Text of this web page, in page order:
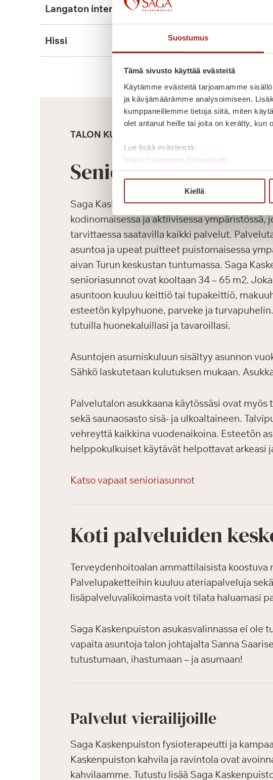
Suostumus
Tämä sivusto käyttää evästeitä
Käytämme evästeitä tarjoamamme
ja kävijämäärämme analysoimiseen.
kumppaneillemme tietoja siitä, miten
olet antanut heille tai joita on kerätty, kun
Lue lisää evästeistä:
https://sagacare.fi/evasteet/
Kiellä
langaton internet
hissi kyllä, 2kpl
TALON KUVAUS
Senioriasunnot
Saga Kaskenpuisto mahdollistaa itsenäisen
kodinomaisessa ja aktiivisessa ympäristössä,
tarvittaessa saatavilla kaikki palvelut.
asuntoa ja upeat puitteet puistomaisessa
aivan Turun keskustan tuntumassa. Saga
senioriasunnot ovat kooltaan 34 – 65 m2.
asuntoon kuuluu keittiö tai tupakeittiö,
esteetön kylpyhuone, parveke ja
tutuilla huonekaluillasi ja tavaroillasi.
Asuntojen asumiskuluun sisältyy asunnon
Sähkö laskutetaan kulutuksen mukaan.
Palvelutalon asukkaana käytössäsi ovat
sekä saunaosasto sisä- ja ulkoaltaineen.
vehreyttä kaikkina vuodenaikoina. Esteetön
helppokulkuiset käytävät helpottavat arkeasi
Katso vapaat senioriasunnot
Koti palveluiden
Terveydenhoitoalan ammattilaisista
Palvelupaketteihin kuuluu ateriapalveluja
lisäpalveluvalikoimasta voit tilata haluamasi
Saga Kaskenpuiston asukasvalinnassa ei
vapaita asuntoja talon johtajalta Sanna
tutustumaan, ihastumaan – ja asumaan!
Palvelut vierailijoille
Saga Kaskenpuiston fysioterapeutti ja
Kaskenpuiston kahvila ja ravintola ovat
kahvilaamme. Tutustu lisää Saga